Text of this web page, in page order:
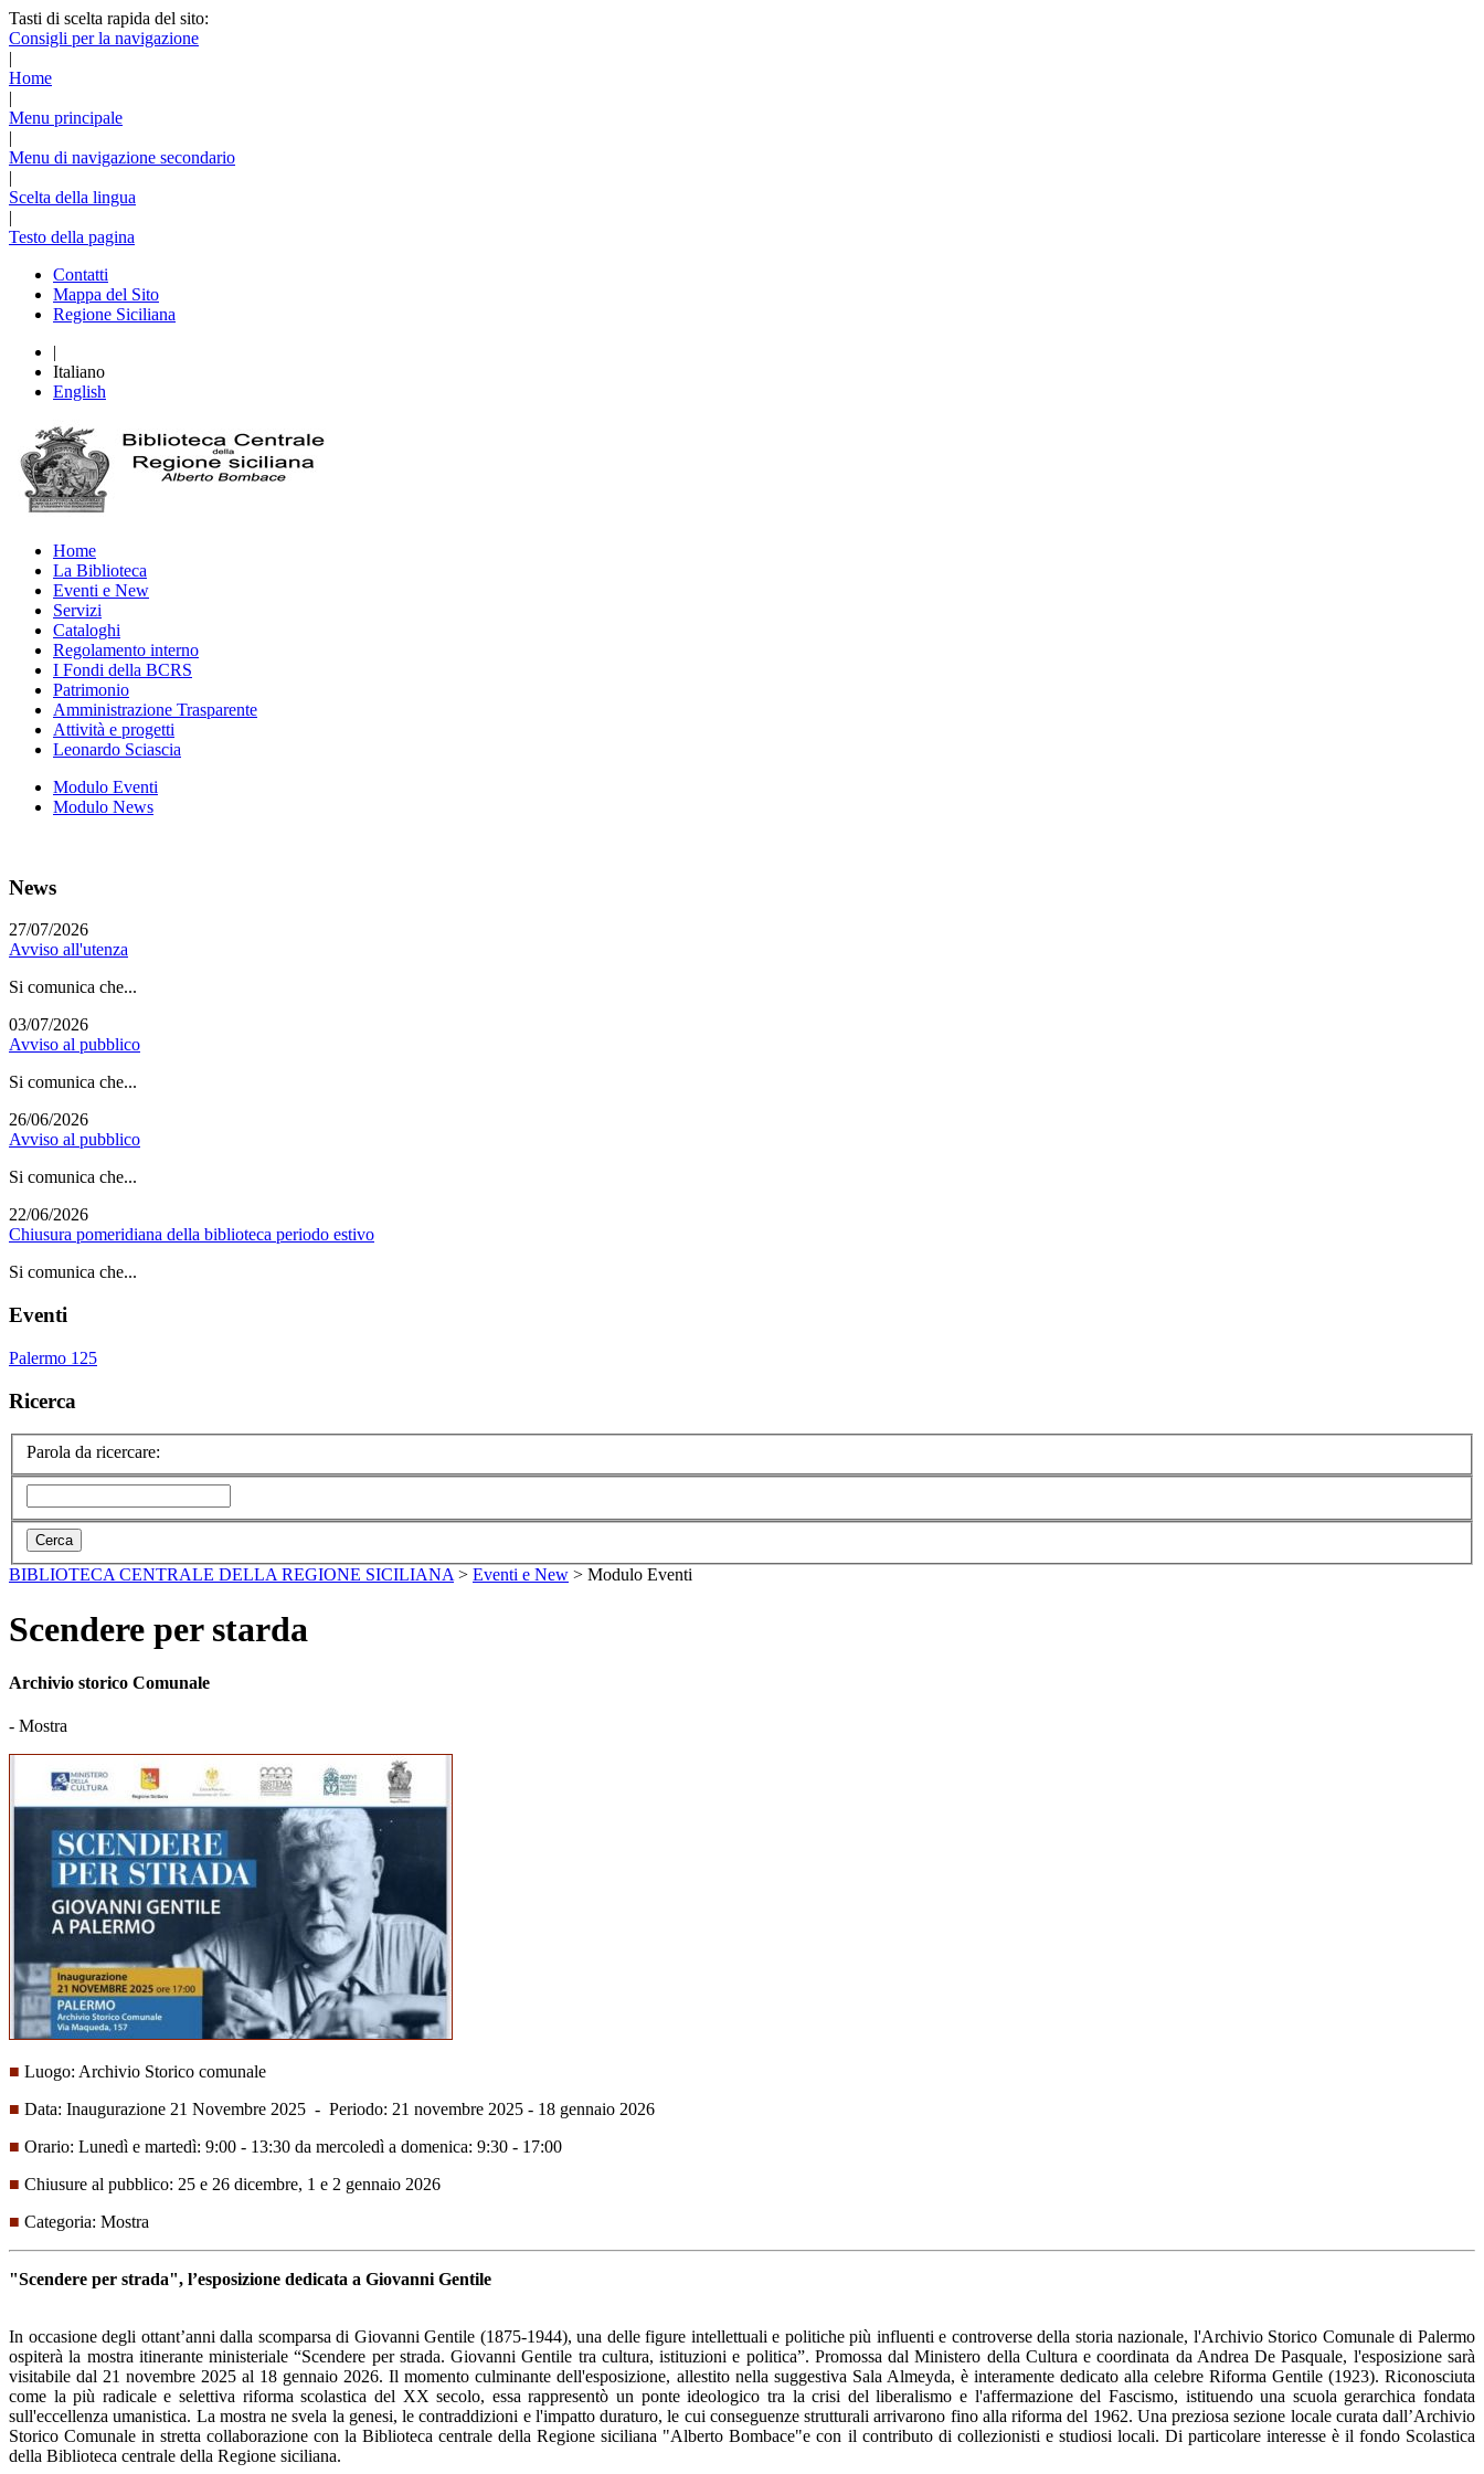
Tasti di scelta rapida del sito:
Consigli per la navigazione
|
Home
|
Menu principale
|
Menu di navigazione secondario
|
Scelta della lingua
|
Testo della pagina
Contatti
Mappa del Sito
Regione Siciliana
|
Italiano
English
Home
La Biblioteca
Eventi e New
Servizi
Cataloghi
Regolamento interno
I Fondi della BCRS
Patrimonio
Amministrazione Trasparente
Attività e progetti
Leonardo Sciascia
Modulo Eventi
Modulo News
News
27/07/2026
Avviso all'utenza
Si comunica che...
03/07/2026
Avviso al pubblico
Si comunica che...
26/06/2026
Avviso al pubblico
Si comunica che...
22/06/2026
Chiusura pomeridiana della biblioteca periodo estivo
Si comunica che...
Eventi
Palermo 125
Ricerca
Parola da ricercare:
BIBLIOTECA CENTRALE DELLA REGIONE SICILIANA > Eventi e New > Modulo Eventi
Scendere per starda
Archivio storico Comunale
- Mostra
■ Luogo: Archivio Storico comunale
■ Data: Inaugurazione 21 Novembre 2025 - Periodo: 21 novembre 2025 - 18 gennaio 2026
■ Orario: Lunedì e martedì: 9:00 - 13:30 da mercoledì a domenica: 9:30 - 17:00
■ Chiusure al pubblico: 25 e 26 dicembre, 1 e 2 gennaio 2026
■ Categoria: Mostra
"Scendere per strada", l’esposizione dedicata a Giovanni Gentile
In occasione degli ottant’anni dalla scomparsa di Giovanni Gentile (1875-1944), una delle figure intellettuali e politiche più influenti e controverse della storia nazionale, l'Archivio Storico Comunale di Palermo
ospiterà la mostra itinerante ministeriale “Scendere per strada. Giovanni Gentile tra cultura, istituzioni e politica”. Promossa dal Ministero della Cultura e coordinata da Andrea De Pasquale, l'esposizione sarà
visitabile dal 21 novembre 2025 al 18 gennaio 2026. Il momento culminante dell'esposizione, allestito nella suggestiva Sala Almeyda, è interamente dedicato alla celebre Riforma Gentile (1923). Riconosciuta
come la più radicale e selettiva riforma scolastica del XX secolo, essa rappresentò un ponte ideologico tra la crisi del liberalismo e l'affermazione del Fascismo, istituendo una scuola gerarchica fondata
sull'eccellenza umanistica. La mostra ne svela la genesi, le contraddizioni e l'impatto duraturo, le cui conseguenze strutturali arrivarono fino alla riforma del 1962. Una preziosa sezione locale curata dall’Archivio
Storico Comunale in stretta collaborazione con la Biblioteca centrale della Regione siciliana "Alberto Bombace"e con il contributo di collezionisti e studiosi locali. Di particolare interesse è il fondo Scolastica
della Biblioteca centrale della Regione siciliana.